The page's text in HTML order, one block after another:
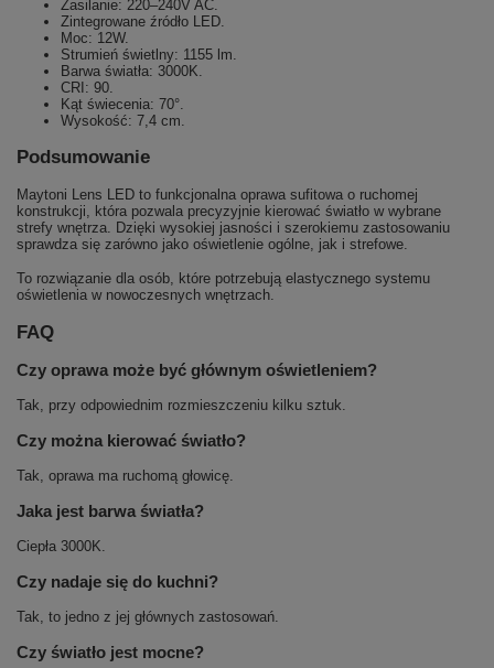
Zasilanie: 220–240V AC.
Zintegrowane źródło LED.
Moc: 12W.
Strumień świetlny: 1155 lm.
Barwa światła: 3000K.
CRI: 90.
Kąt świecenia: 70°.
Wysokość: 7,4 cm.
Podsumowanie
Maytoni Lens LED to funkcjonalna oprawa sufitowa o ruchomej
konstrukcji, która pozwala precyzyjnie kierować światło w wybrane
strefy wnętrza. Dzięki wysokiej jasności i szerokiemu zastosowaniu
sprawdza się zarówno jako oświetlenie ogólne, jak i strefowe.
To rozwiązanie dla osób, które potrzebują elastycznego systemu
oświetlenia w nowoczesnych wnętrzach.
FAQ
Czy oprawa może być głównym oświetleniem?
Tak, przy odpowiednim rozmieszczeniu kilku sztuk.
Czy można kierować światło?
Tak, oprawa ma ruchomą głowicę.
Jaka jest barwa światła?
Ciepła 3000K.
Czy nadaje się do kuchni?
Tak, to jedno z jej głównych zastosowań.
Czy światło jest mocne?